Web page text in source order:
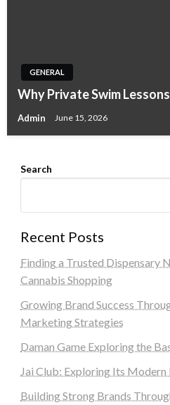
GENERAL
Why Private Swim
Admin June 15, 2026
Search
Recent Posts
Finding a Trusted Dispensary
Cannabis Shopping
Growing Brand Success
Marketing Strategies
Daman Game Exploring the
Jai Club: Exploring Its
Building Strong Brands